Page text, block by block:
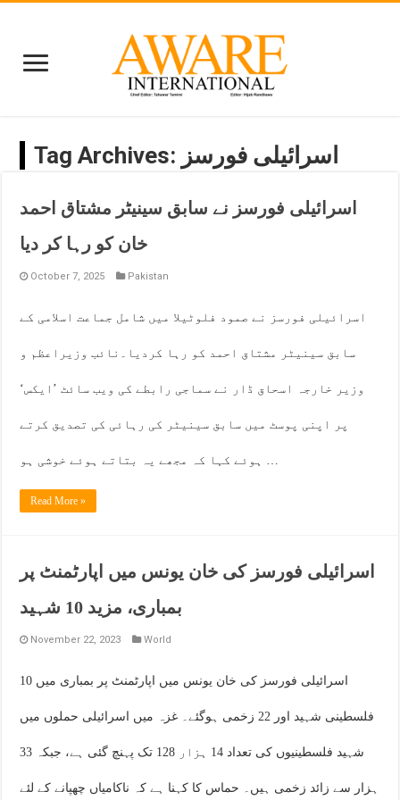
Tag Archives: اسرائیلی فورسز
اسرائیلی فورسز نے سابق سینیٹر مشتاق احمد
خان کو رہا کر دیا
October 7, 2025 Pakistan
اسرائیلی فورسز نے صمود فلوٹیلا میں شامل جماعت اسلامی کے
سابق سینیٹر مشتاق احمد کو رہا کردیا۔نائب وزیراعظم و
وزیر خارجہ اسحاق ڈار نے سماجی رابطے کی ویب سائٹ ’ایکس‘
پر اپنی پوسٹ میں سابق سینیٹر کی رہائی کی تصدیق کرتے
Read More »
اسرائیلی فورسز کی خان یونس میں اپارٹمنٹ پر
بمباری، مزید 10 شہید
November 22, 2023 World
اسرائیلی فورسز کی خان یونس میں اپارٹمنٹ پر بمباری میں 10
فلسطینی شہید اور 22 زخمی ہوگئے۔ غزہ میں اسرائیلی حملوں میں
شہید فلسطینیوں کی تعداد 14 ہزار 128 تک پہنچ گئی ہے، جبکہ 33
ہزار سے زائد زخمی ہیں۔ حماس کا کہنا ہے کہ ناکامیاں چھپانے کے لئے